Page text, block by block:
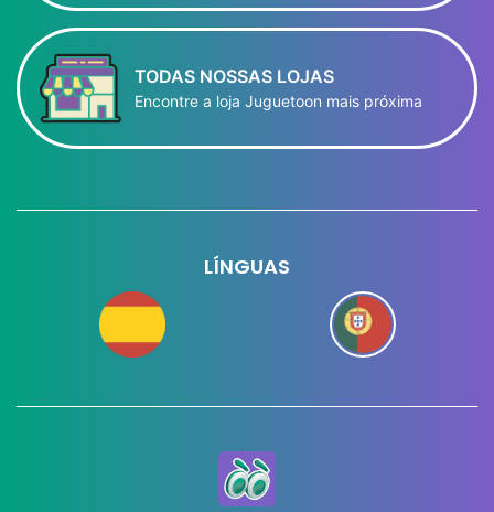
TODAS NOSSAS LOJAS
Encontre a loja Juguetoon mais próxima
LÍNGUAS